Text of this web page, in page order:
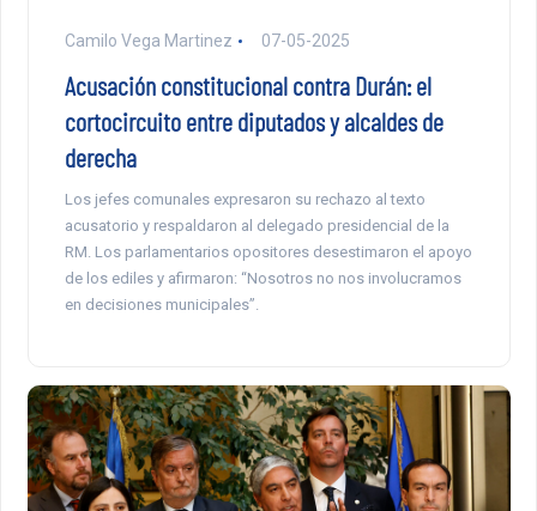
Camilo Vega Martinez 07-05-2025
Acusación constitucional contra Durán: el
cortocircuito entre diputados y alcaldes de
derecha
Los jefes comunales expresaron su rechazo al texto
acusatorio y respaldaron al delegado presidencial de la
RM. Los parlamentarios opositores desestimaron el apoyo
de los ediles y afirmaron: “Nosotros no nos involucramos
en decisiones municipales”.